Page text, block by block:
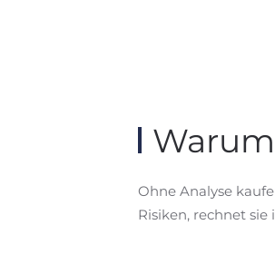
Ohne Analyse
Risiken, rechnet